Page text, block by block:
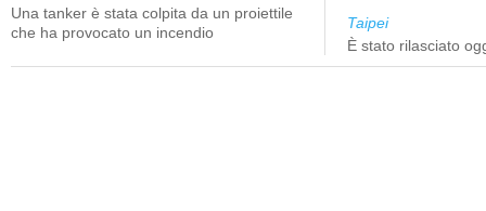
Una tanker è stata colpita da un proiettile
che ha provocato un incendio
Taipei
È stato rilasciato